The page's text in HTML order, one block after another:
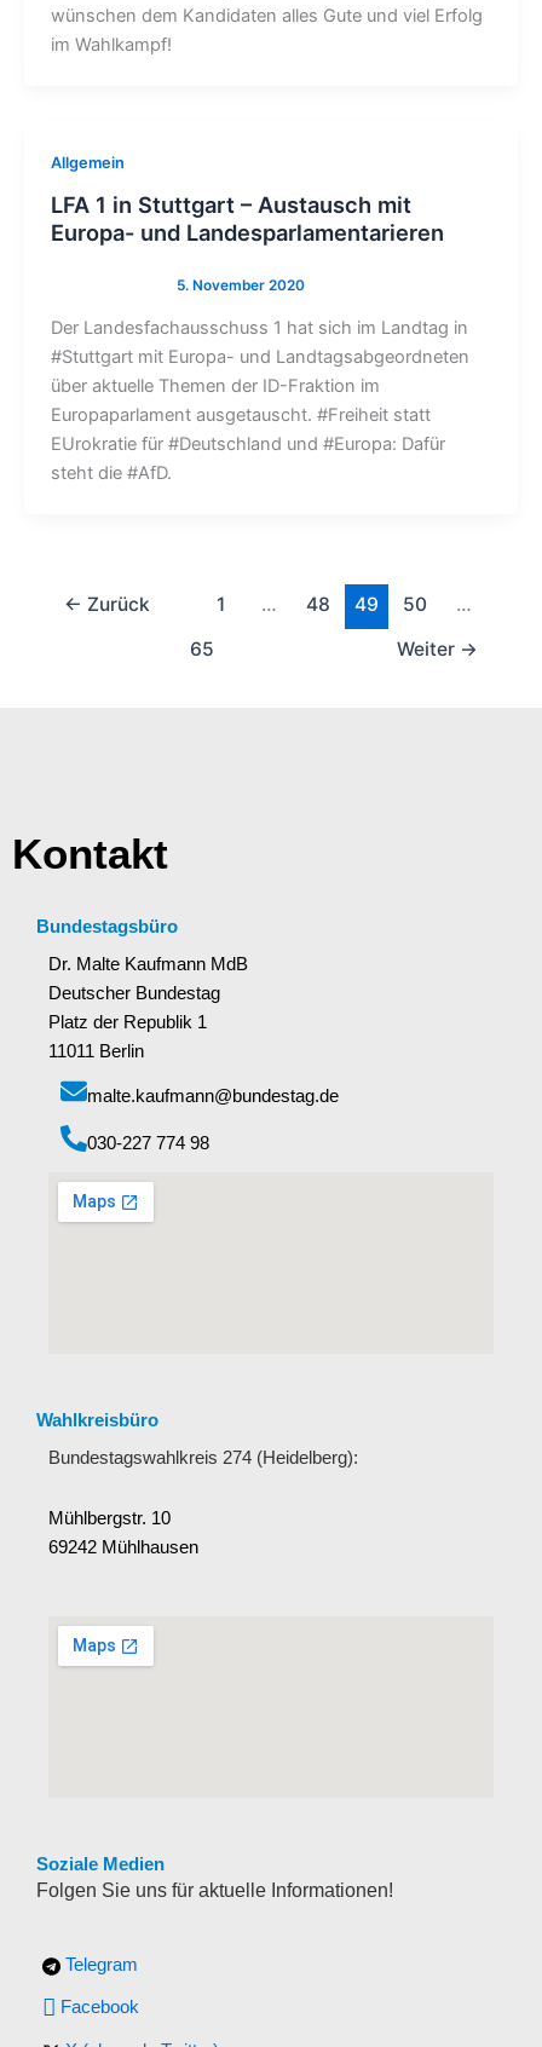
wünschen dem Kandidaten alles Gute und viel Erfolg
im Wahlkampf!
Allgemein
LFA 1 in Stuttgart – Austausch mit
Europa- und Landesparlamentarieren
Der Landesfachausschuss 1 hat sich im Landtag in
#Stuttgart mit Europa- und Landtagsabgeordneten
über aktuelle Themen der ID-Fraktion im
Europaparlament ausgetauscht. #Freiheit statt
EUrokratie für #Deutschland und #Europa: Dafür
steht die #AfD.
← Zurück 1 … 48 49 50
…
65
Weiter →
Kontakt
Bundestagsbüro
Dr. Malte Kaufmann MdB
Deutscher Bundestag
Platz der Republik 1
11011 Berlin
malte.kaufmann@bundestag.de
‭030-227 774 98‬
Wahlkreisbüro
Bundestagswahlkreis 274 (Heidelberg):
Mühlbergstr. 10
69242 Mühlhausen
Soziale Medien
Folgen Sie uns für aktuelle Informationen!
Telegram
Facebook